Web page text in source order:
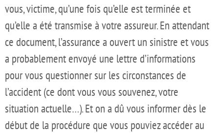
vous, victime, qu’une fois qu’elle est terminée et
qu’elle a été transmise à votre assureur. En attendant
ce document, l’assurance a ouvert un sinistre et vous
a probablement envoyé une lettre d’informations
pour vous questionner sur les circonstances de
l’accident (ce dont vous vous souvenez, votre
situation actuelle…). Et on a dû vous informer dès le
début de la procédure que vous pouviez accéder au